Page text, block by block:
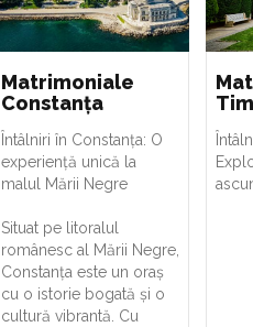
Matrimoniale
Constanța
Întâlniri în Constanța: O
experiență unică la
malul Mării Negre
Situat pe litoralul
românesc al Mării Negre,
Constanța este un oraș
cu o istorie bogată și o
cultură vibrantă. Cu